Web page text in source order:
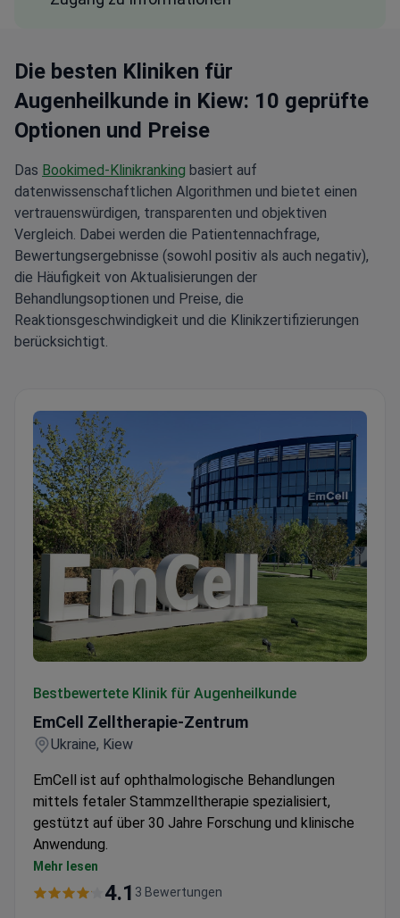
Die besten Kliniken für
Augenheilkunde in Kiew: 10 geprüfte
Optionen und Preise
Das Bookimed-Klinikranking basiert auf
datenwissenschaftlichen Algorithmen und bietet einen
vertrauenswürdigen, transparenten und objektiven
Vergleich. Dabei werden die Patientennachfrage,
Bewertungsergebnisse (sowohl positiv als auch negativ),
die Häufigkeit von Aktualisierungen der
Behandlungsoptionen und Preise, die
Reaktionsgeschwindigkeit und die Klinikzertifizierungen
berücksichtigt.
Bestbewertete Klinik für Augenheilkunde
EmCell Zelltherapie-Zentrum
Ukraine, Kiew
EmCell ist auf ophthalmologische Behandlungen
mittels fetaler Stammzelltherapie spezialisiert,
gestützt auf über 30 Jahre Forschung und klinische
Anwendung.
Entwicklung von Stammzellprotokollen für
Erkrankungen wie Netzhaut- und
Mehr lesen
4.1 3 Bewertungen